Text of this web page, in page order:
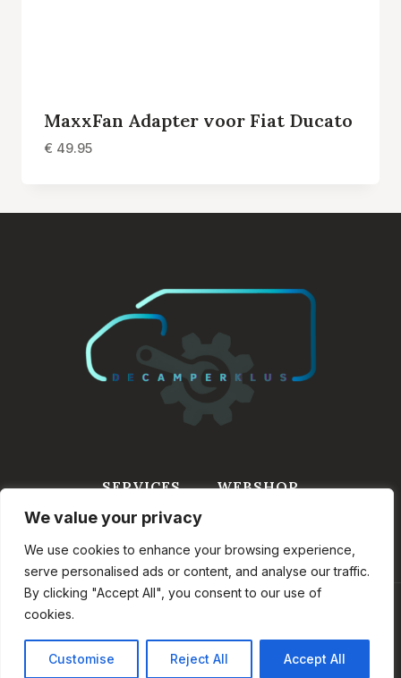
We value your privacy
We use cookies to enhance your browsing experience,
serve personalised ads or content, and analyse our traffic.
By clicking "Accept All", you consent to our use of
cookies.
Customise Reject All Accept All
MaxxFan Adapter voor Fiat Ducato
€ 49.95
SERVICES
WEBSHOP
WINKELWAGEN
CONTACT
BV